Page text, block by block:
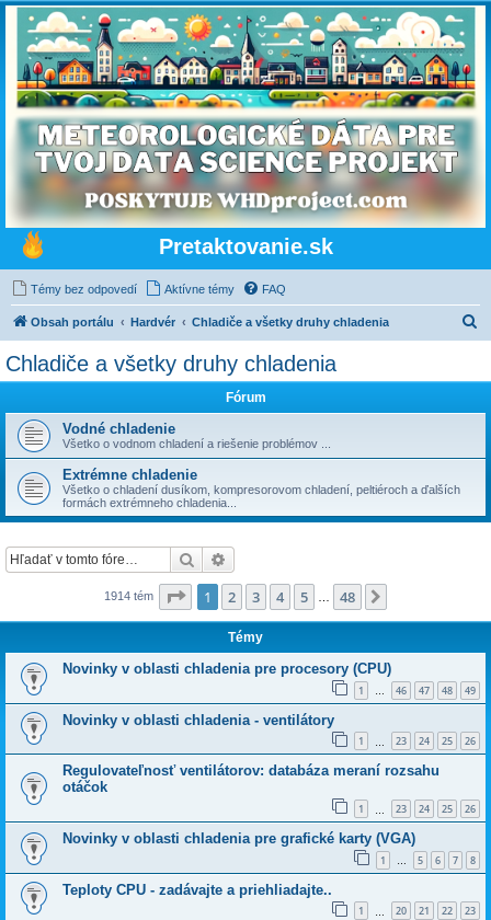
Pretaktovanie.sk
Témy bez odpovedí Aktívne témy FAQ
Obsah portálu Hardvér Chladiče a všetky druhy chladenia
Chladiče a všetky druhy chladenia
Fórum
Vodné chladenie
Všetko o vodnom chladení a riešenie problémov ...
Extrémne chladenie
Všetko o chladení dusíkom, kompresorovom chladení, peltiéroch a ďalších
formách extrémneho chladenia...
Hľadať
1914 tém Strana z48
1 2 3 4 5 48
Témy
Novinky v oblasti chladenia pre procesory (CPU)
1 … 46 47 48 49
Novinky v oblasti chladenia - ventilátory
1 23 24 25 26
Regulovateľnosť ventilátorov: databáza meraní rozsahu
otáčok
1 23 24 25 26
Novinky v oblasti chladenia pre grafické karty (VGA)
1 … 5 6 7 8
Teploty CPU - zadávajte a priehliadajte..
1 20 21 22 23